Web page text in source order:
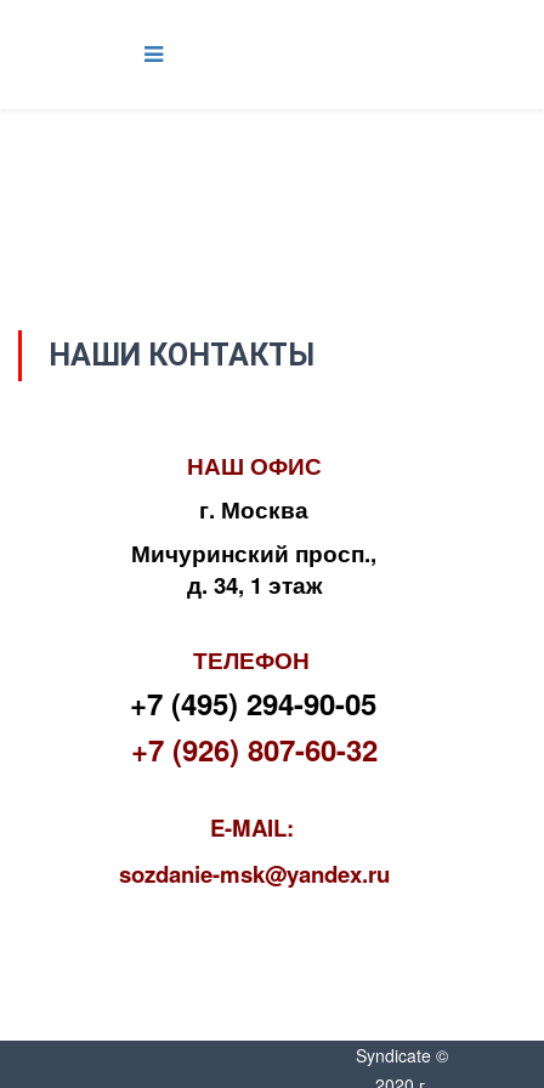
НАШИ КОНТАКТЫ
НАШ ОФИС
г. Москва
Мичуринский просп.,
д. 34, 1 этаж
ТЕЛЕФОН
+7 (495) 294-90-05
+7 (926) 807-60-32
E-MAIL:
sozdanie-msk@yandex.ru
Syndicate ©